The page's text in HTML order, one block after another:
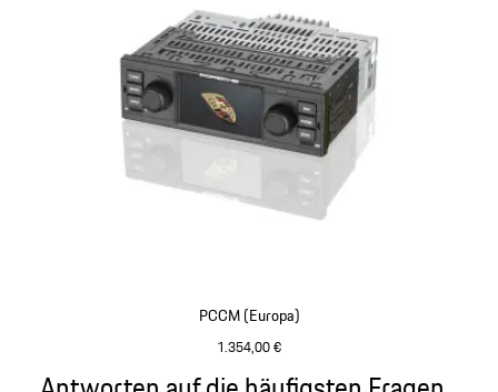
PCCM (Europa)
1.354,00 €
Gehe